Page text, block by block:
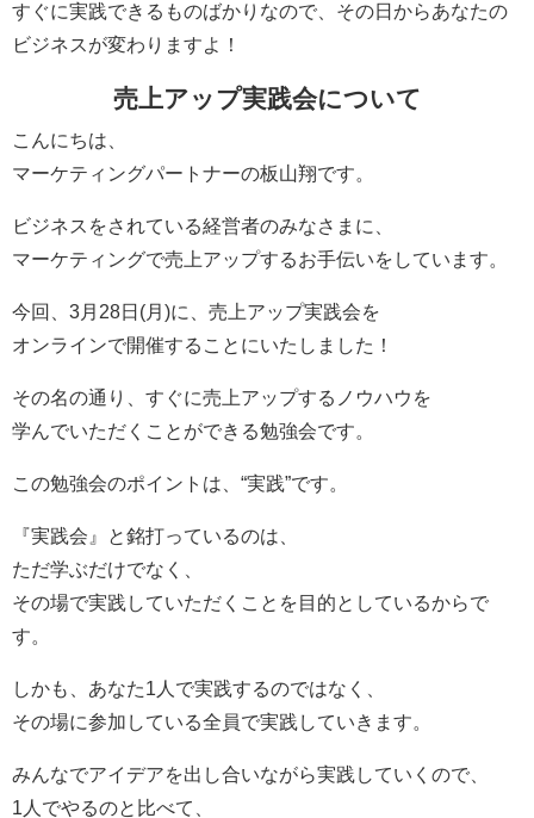
すぐに実践できるものばかりなので、その日からあなたの
ビジネスが変わりますよ！
売上アップ実践会について
こんにちは、
マーケティングパートナーの板山翔です。
ビジネスをされている経営者のみなさまに、
マーケティングで売上アップするお手伝いをしています。
今回、3月28日(月)に、売上アップ実践会を
オンラインで開催することにいたしました！
その名の通り、すぐに売上アップするノウハウを
学んでいただくことができる勉強会です。
この勉強会のポイントは、“実践”です。
『実践会』と銘打っているのは、
ただ学ぶだけでなく、
その場で実践していただくことを目的としているからで
す。
しかも、あなた1人で実践するのではなく、
その場に参加している全員で実践していきます。
みんなでアイデアを出し合いながら実践していくので、
1人でやるのと比べて、